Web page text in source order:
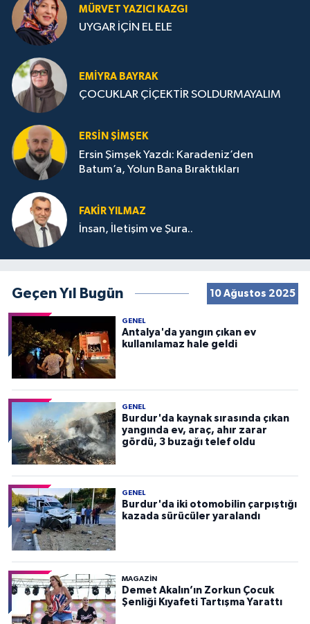
MÜRVET YAZICI KAZGI
UYGAR İÇİN EL ELE
EMIYRA BAYRAK
ÇOCUKLAR ÇİÇEKTİR SOLDURMAYALIM
ERSIN ŞIMŞEK
Ersin Şimşek Yazdı: Karadeniz’den
Batum’a, Yolun Bana Bıraktıkları
FAKIR YILMAZ
İnsan, İletişim ve Şura..
Geçen Yıl Bugün 10 Ağustos 2025
GENEL
Antalya'da yangın çıkan ev
kullanılamaz hale geldi
GENEL
Burdur'da kaynak sırasında çıkan
yangında ev, araç, ahır zarar
gördü, 3 buzağı telef oldu
GENEL
Burdur'da iki otomobilin çarpıştığı
kazada sürücüler yaralandı
MAGAZİN
Demet Akalın’ın Zorkun Çocuk
Şenliği Kıyafeti Tartışma Yarattı